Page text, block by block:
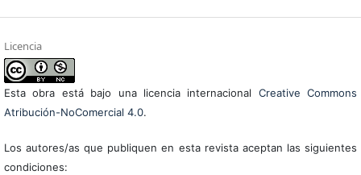
Licencia
Esta obra está bajo una licencia internacional Creative Commons
Atribución-NoComercial 4.0.
Los autores/as que publiquen en esta revista aceptan las siguientes
condiciones: